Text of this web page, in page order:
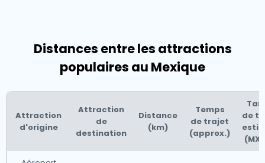
Distances entre les attractions
populaires au Mexique
Attraction
d'origine
Attraction
de
destination
Distance
(km)
Temps
de trajet
(approx.)
de